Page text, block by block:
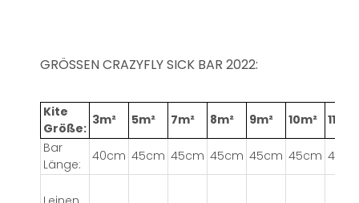
GRÖSSEN CRAZYFLY SICK BAR 2022:
Kite
Größe:
3m² 5m² 7m² 8m² 9m² 10m²
11m²
Bar
Länge:
40cm 45cm 45cm 45cm 45cm 45cm 45/